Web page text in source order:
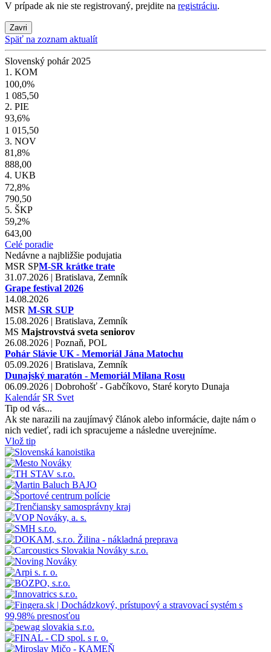
V prípade ak nie ste registrovaný, prejdite na registráciu.
Zavri
Späť na zoznam aktualít
Slovenský pohár 2025
1. KOM
100,0%
1 085,50
2. PIE
93,6%
1 015,50
3. NOV
81,8%
888,00
4. UKB
72,8%
790,50
5. ŠKP
59,2%
643,00
Celé poradie
Nedávne a najbližšie podujatia
MSR SPM-SR krátke trate
31.07.2026 | Bratislava, Zemník
Grape festival 2026
14.08.2026
MSR M-SR SUP
15.08.2026 | Bratislava, Zemník
MS Majstrovstvá sveta seniorov
26.08.2026 | Poznaň, POL
Pohár Slávie UK - Memoriál Jána Matochu
05.09.2026 | Bratislava, Zemník
Dunajský maratón - Memoriál Milana Rosu
06.09.2026 | Dobrohošť - Gabčíkovo, Staré koryto Dunaja
Kalendár SR Svet
Tip od vás...
Ak ste narazili na zaujímavý článok alebo informácie, dajte nám o
nich vedieť, radi ich spracujeme a následne uverejníme.
Vlož tip